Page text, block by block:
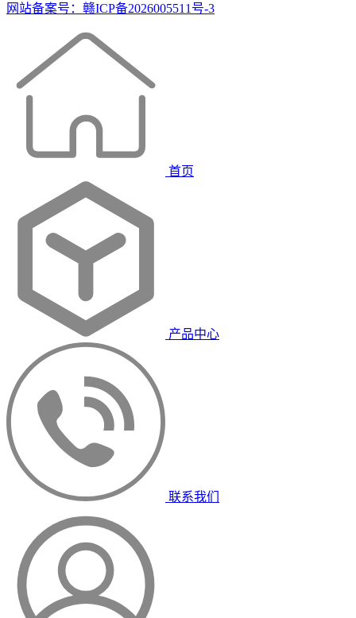
网站备案号：赣ICP备2026005511号-3
首页
产品中心
联系我们